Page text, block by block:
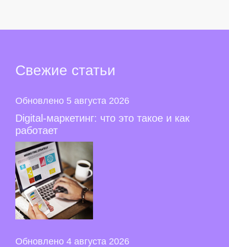
Свежие статьи
Обновлено 5 августа 2026
Digital-маркетинг: что это такое и как
работает
Обновлено 4 августа 2026